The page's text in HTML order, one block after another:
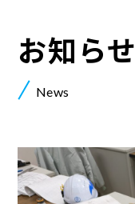
News
お知らせ